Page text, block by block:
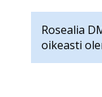
Rosealia
oikeasti